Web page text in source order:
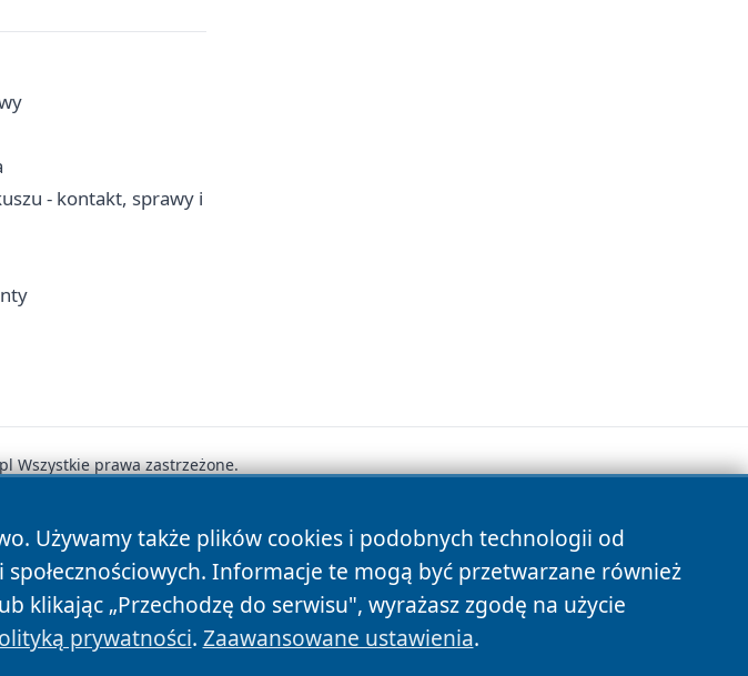
- kontakt, sprawy i
Używamy także plików cookies i podobnych technologii od
Informacje te mogą być przetwarzane również
klikając „Przechodzę do serwisu", wyrażasz zgodę na użycie
prywatności. Zaawansowane ustawienia.
Wszystkie prawa zastrzeżone.
Polityka Cookies